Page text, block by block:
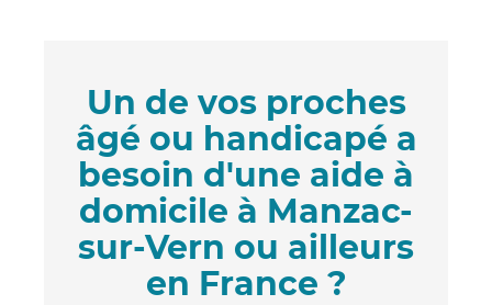
Un de vos proches
âgé ou handicapé a
besoin d'une aide à
domicile à Manzac-
sur-Vern ou ailleurs
en France ?